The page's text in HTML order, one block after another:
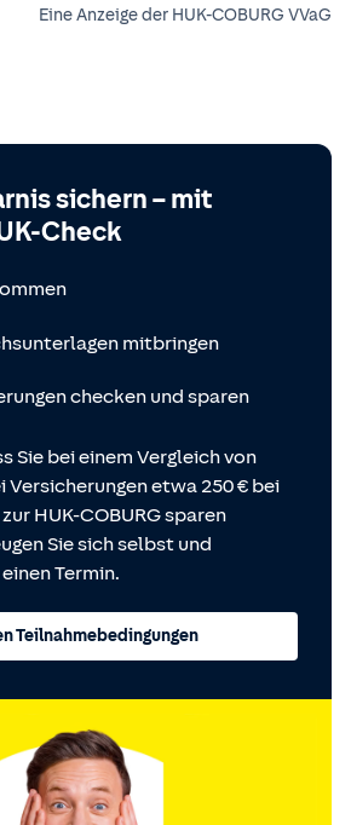
Eine Anzeige der HUK-COBURG VVaG
sichern – mit
Check
mitbringen
checken und sparen
Sie bei einem Vergleich von
Versicherungen etwa 250 € bei
HUK-COBURG sparen
Sie sich selbst und
Termin.
Teilnahmebedingungen